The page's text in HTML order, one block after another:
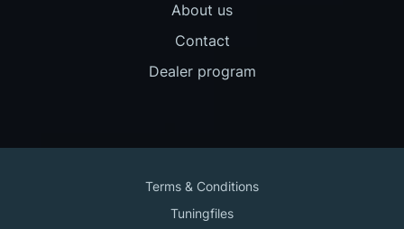
About us
Contact
Dealer program
Terms & Conditions
Tuningfiles